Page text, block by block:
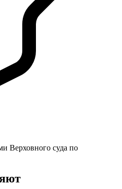
Верховного суда по